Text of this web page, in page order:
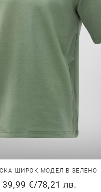
ШИРОК МОДЕЛ В ЗЕЛЕНО
39,99 €/78,21 лв.